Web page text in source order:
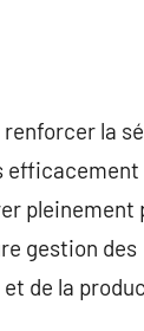
la
efficacement
pleinement
gestion des
de la